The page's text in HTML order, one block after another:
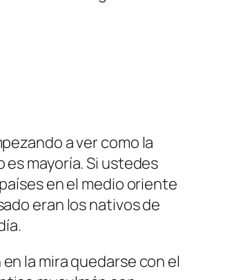
a ver como la
mayoría. Si ustedes
en el medio oriente
eran los nativos de
la mira quedarse con el